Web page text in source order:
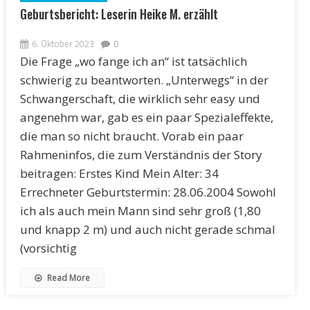
Geburtsbericht: Leserin Heike M. erzählt
6. Oktober 2023 0
Die Frage „wo fange ich an“ ist tatsächlich
schwierig zu beantworten. „Unterwegs“ in der
Schwangerschaft, die wirklich sehr easy und
angenehm war, gab es ein paar Spezialeffekte,
die man so nicht braucht. Vorab ein paar
Rahmeninfos, die zum Verständnis der Story
beitragen: Erstes Kind Mein Alter: 34
Errechneter Geburtstermin: 28.06.2004 Sowohl
ich als auch mein Mann sind sehr groß (1,80
und knapp 2 m) und auch nicht gerade schmal
(vorsichtig
Read More